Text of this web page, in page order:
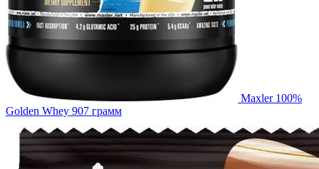
Maxler 100%
Golden Whey 907 грамм